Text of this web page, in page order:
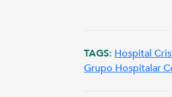
TAGS: Hospital
Grupo Hospitalar